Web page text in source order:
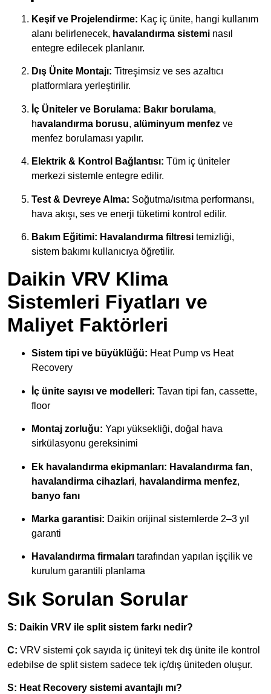
Keşif ve Projelendirme: Kaç iç ünite, hangi kullanım
alanı belirlenecek, havalandırma sistemi nasıl
entegre edilecek planlanır.
Dış Ünite Montajı: Titreşimsiz ve ses azaltıcı
platformlara yerleştirilir.
İç Üniteler ve Borulama: Bakır borulama,
havalandırma borusu, alüminyum menfez ve
menfez borulaması yapılır.
Elektrik & Kontrol Bağlantısı: Tüm iç üniteler
merkezi sistemle entegre edilir.
Test & Devreye Alma: Soğutma/ısıtma performansı,
hava akışı, ses ve enerji tüketimi kontrol edilir.
Bakım Eğitimi: Havalandırma filtresi temizliği,
sistem bakımı kullanıcıya öğretilir.
Daikin VRV Klima
Sistemleri Fiyatları ve
Maliyet Faktörleri
Sistem tipi ve büyüklüğü: Heat Pump vs Heat
Recovery
İç ünite sayısı ve modelleri: Tavan tipi fan, cassette,
floor
Montaj zorluğu: Yapı yüksekliği, doğal hava
sirkülasyonu gereksinimi
Ek havalandırma ekipmanları: Havalandırma fan,
havalandirma cihazlari, havalandirma menfez,
banyo fanı
Marka garantisi: Daikin orijinal sistemlerde 2–3 yıl
garanti
Havalandırma firmaları tarafından yapılan işçilik ve
kurulum garantili planlama
Sık Sorulan Sorular
S: Daikin VRV ile split sistem farkı nedir?
C: VRV sistemi çok sayıda iç üniteyi tek dış ünite ile kontrol
edebilse de split sistem sadece tek iç/dış üniteden oluşur.
S: Heat Recovery sistemi avantajlı mı?